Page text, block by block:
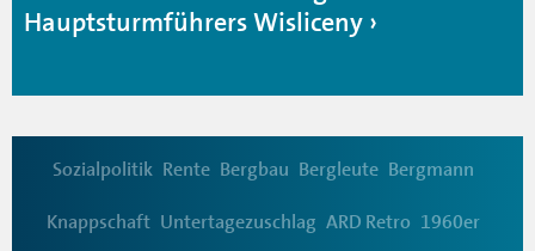
Hauptsturmführers Wisliceny
Sozialpolitik Rente Bergbau Bergleute Bergmann
Knappschaft Untertagezuschlag ARD Retro 1960er